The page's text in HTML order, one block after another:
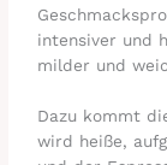
intensiver und
milder und
Dazu kommt
wird heiße,